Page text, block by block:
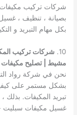
شركات تركيب
بصيانة ، تنظيف ،
بكل مهام التبريد و
10.
شركات تركيب
مشيط | تصليح
نحن في شركة رواد
بشكل مستمر على
تبريد المكيفات. بذلك
غسيل مكيفات